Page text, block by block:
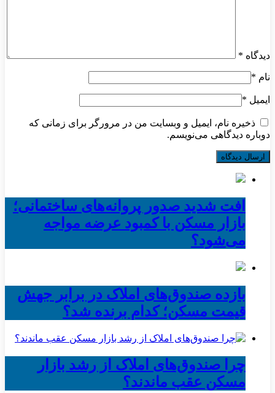
دیدگاه *
نام *
ایمیل *
ذخیره نام، ایمیل و وبسایت من در مرورگر برای زمانی که
دوباره دیدگاهی می‌نویسم.
افت شدید صدور پروانه‌های ساختمانی؛
بازار مسکن با کمبود عرضه مواجه
می‌شود؟
بازده صندوق‌های املاک در برابر جهش
قیمت مسکن؛ کدام برنده شد؟
چرا صندوق‌های املاک از رشد بازار
مسکن عقب ماندند؟